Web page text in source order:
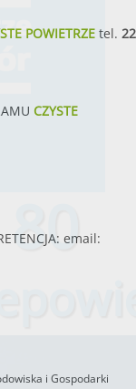
POWIETRZEtel. 22
CZYSTE
email:
i Gospodarki